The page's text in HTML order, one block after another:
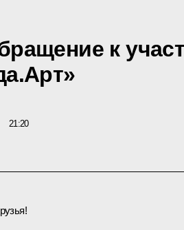
к
21:20